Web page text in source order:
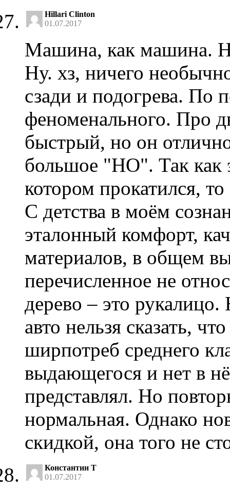
Hillari Clinton
01.07.2017
Машина, как машина.
Ну. хз, ничего
сзади и подогрева. По
феноменального. Про
быстрый, но он
большое "НО". Так как
котором прокатился,
С детства в моём
эталонный комфорт,
материалов, в общем
перечисленное не
дерево – это
авто нельзя сказать,
ширпотреб среднего
выдающегося и нет в
представлял. Но
нормальная. Однако
скидкой, она того не
Константин Т
01.07.2017